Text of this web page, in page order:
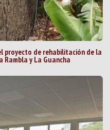
proyecto de rehabilitación de la
Rambla y La Guancha